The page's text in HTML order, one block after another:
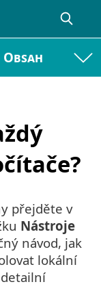
přejděte v
Nástroje
návod, jak
lokální